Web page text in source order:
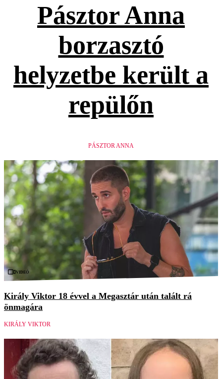
Pásztor Anna
borzasztó
helyzetbe került a
repülőn
PÁSZTOR ANNA
Videó
Király Viktor 18 évvel a Megasztár után talált rá
önmagára
KIRÁLY VIKTOR